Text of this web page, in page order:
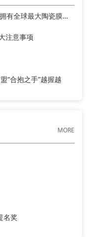
马斯克豪掷5.7亿建污水处理厂，将拥有全球最大陶瓷膜MBR
注意事项
“合抱之手”越握越
MORE
名奖